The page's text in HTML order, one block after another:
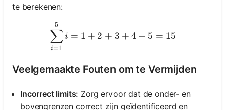
te berekenen:
i=1
∑
5
i = 1 + 2 + 3 + 4 + 5 = 15
Veelgemaakte Fouten om te Vermijden
Incorrect limits: Zorg ervoor dat de onder- en
bovengrenzen correct zijn geïdentificeerd en